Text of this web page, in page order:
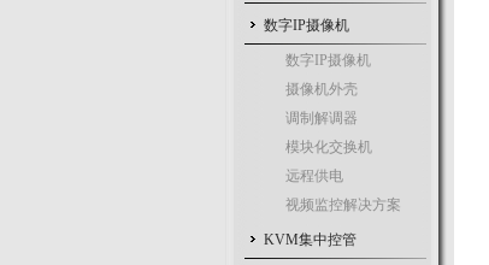
数字IP摄像机
数字IP摄像机
摄像机外壳
调制解调器
模块化交换机
远程供电
视频监控解决方案
KVM集中控管